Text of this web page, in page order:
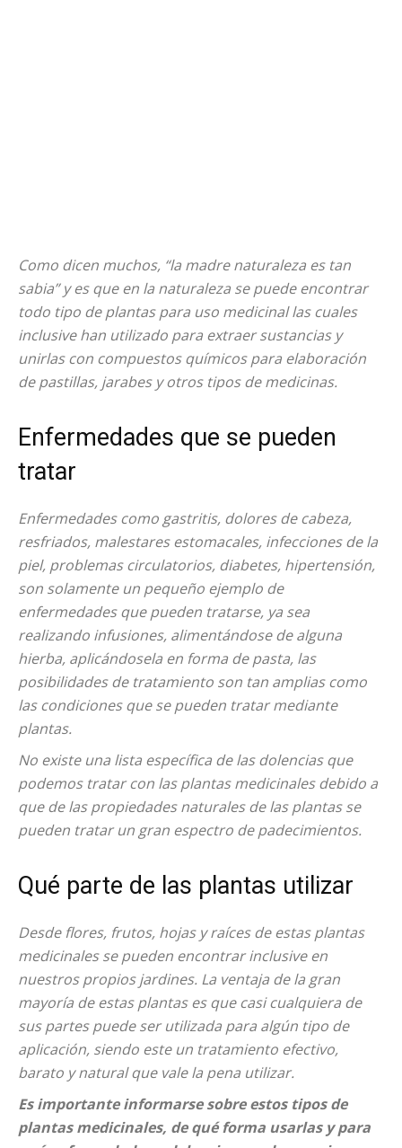
Como dicen muchos, “la madre naturaleza es tan
sabia” y es que en la naturaleza se puede encontrar
todo tipo de plantas para uso medicinal las cuales
inclusive han utilizado para extraer sustancias y
unirlas con compuestos químicos para elaboración
de pastillas, jarabes y otros tipos de medicinas.
Enfermedades que se pueden
tratar
Enfermedades como gastritis, dolores de cabeza,
resfriados, malestares estomacales, infecciones de la
piel, problemas circulatorios, diabetes, hipertensión,
son solamente un pequeño ejemplo de
enfermedades que pueden tratarse, ya sea
realizando infusiones, alimentándose de alguna
hierba, aplicándosela en forma de pasta, las
posibilidades de tratamiento son tan amplias como
las condiciones que se pueden tratar mediante
plantas.
No existe una lista específica de las dolencias que
podemos tratar con las plantas medicinales debido a
que de las propiedades naturales de las plantas se
pueden tratar un gran espectro de padecimientos.
Qué parte de las plantas utilizar
Desde flores, frutos, hojas y raíces de estas plantas
medicinales se pueden encontrar inclusive en
nuestros propios jardines. La ventaja de la gran
mayoría de estas plantas es que casi cualquiera de
sus partes puede ser utilizada para algún tipo de
aplicación, siendo este un tratamiento efectivo,
barato y natural que vale la pena utilizar.
Es importante informarse sobre estos tipos de
plantas medicinales, de qué forma usarlas y para